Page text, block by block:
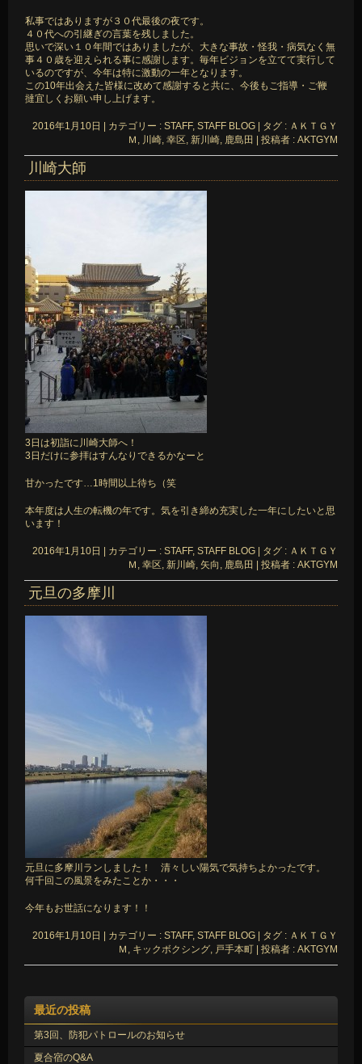
私事ではありますが３０代最後の夜です。
４０代への引継ぎの言葉を残しました。
思いで深い１０年間ではありましたが、大きな事故・怪我・病気なく無
事４０歳を迎えられる事に感謝します。毎年ビジョンを立てて実行して
いるのですが、今年は特に激動の一年となります。
この10年出会えた皆様に改めて感謝すると共に、今後もご指導・ご鞭
撻宜しくお願い申し上げます。
2016年1月10日 | カテゴリー : STAFF, STAFF BLOG | タグ : ＡＫＴＧＹ
Ｍ , 川崎, 幸区, 新川崎, 鹿島田 | 投稿者 : AKTGYM
川崎大師
3日は初詣に川崎大師へ！
3日だけに参拝はすんなりできるかなーと
甘かったです…1時間以上待ち（笑
本年度は人生の転機の年です。気を引き締め充実した一年にしたいと思
います！
2016年1月10日 | カテゴリー : STAFF, STAFF BLOG | タグ : ＡＫＴＧＹ
Ｍ , 幸区, 新川崎, 矢向 , 鹿島田 | 投稿者 : AKTGYM
元旦の多摩川
元旦に多摩川ランしました！ 清々しい陽気で気持ちよかったです。
何千回この風景をみたことか・・・
今年もお世話になります！！
2016年1月10日 | カテゴリー : STAFF, STAFF BLOG | タグ : ＡＫＴＧＹ
Ｍ , キックボクシング, 戸手本町 | 投稿者 : AKTGYM
最近の投稿
第3回、防犯パトロールのお知らせ
夏合宿のQ&A